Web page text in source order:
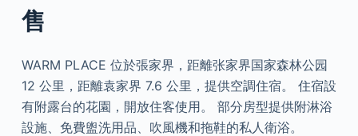
售
WARM PLACE 位於張家界，距離张家界国家森林公园
12 公里，距離袁家界 7.6 公里，提供空調住宿。 住宿設
有附露台的花園，開放住客使用。 部分房型提供附淋浴
設施、免費盥洗用品、吹風機和拖鞋的私人衛浴。